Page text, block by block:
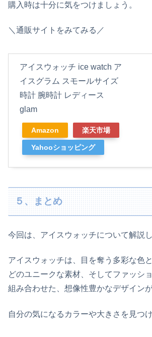
購入時は十分に気をつけましょう。
＼通販サイトをみてみる／
アイスウォッチ ice watch ア
イスグラム スモールサイズ
時計 腕時計 レディース
glam
Amazon 楽天市場
Yahooショッピング
５、まとめ
今回は、アイスウォッチについて解説し
アイスウォッチは、目を奪う多彩な色
どのユニークな素材、そしてファッシ
組み合わせた、想像性豊かなデザインが
自分の気になるカラーや大きさ を見つ